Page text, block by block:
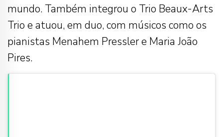
mundo. Também integrou o Trio Beaux-Arts
Trio e atuou, em duo, com músicos como os
pianistas Menahem Pressler e Maria João
Pires.